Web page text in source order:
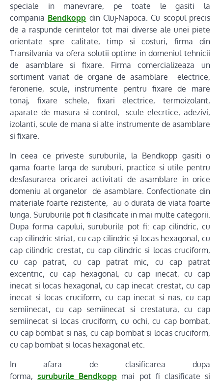
speciale in manevrare, pe toate le gasiti la
compania Bendkopp din Cluj-Napoca. Cu scopul precis
de a raspunde cerintelor tot mai diverse ale unei piete
orientate spre calitate, timp si costuri, firma din
Transilvania va ofera solutii optime in domeniul tehnicii
de asamblare si fixare. Firma comercializeaza un
sortiment variat de organe de asamblare electrice,
feronerie, scule, instrumente pentru fixare de mare
tonaj, fixare schele, fixari electrice, termoizolant,
aparate de masura si control, scule elecrtice, adezivi,
izolanti, scule de mana si alte instrumente de asamblare
si fixare.
In ceea ce priveste suruburile, la Bendkopp gasiti o
gama foarte larga de suruburi, practice si utile pentru
desfasurarea oricarei activitati de asamblare in orice
domeniu al organelor de asamblare. Confectionate din
materiale foarte rezistente, au o durata de viata foarte
lunga. Suruburile pot fi clasificate in mai multe categorii.
Dupa forma capului, suruburile pot fi: cap cilindric, cu
cap cilindric striat, cu cap cilindric și locas hexagonal, cu
cap cilindric crestat, cu cap cilindric si locas cruciform,
cu cap patrat, cu cap patrat mic, cu cap patrat
excentric, cu cap hexagonal, cu cap inecat, cu cap
inecat si locas hexagonal, cu cap inecat crestat, cu cap
inecat si locas cruciform, cu cap inecat si nas, cu cap
semiinecat, cu cap semiinecat si crestatura, cu cap
semiinecat si locas cruciform, cu ochi, cu cap bombat,
cu cap bombat si nas, cu cap bombat si locas cruciform,
cu cap bombat si locas hexagonal etc.
In afara de clasificarea dupa
forma,suruburile Bendkopp mai pot fi clasificate si